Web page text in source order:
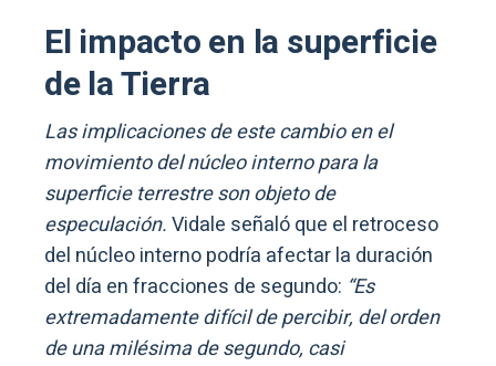
El impacto en la superficie
de la Tierra
Las implicaciones de este cambio en el
movimiento del núcleo interno para la
superficie terrestre son objeto de
especulación.Vidale señaló que el retroceso
del núcleo interno podría afectar la duración
del día en fracciones de segundo: “Es
extremadamente difícil de percibir, del orden
de una milésima de segundo, casi